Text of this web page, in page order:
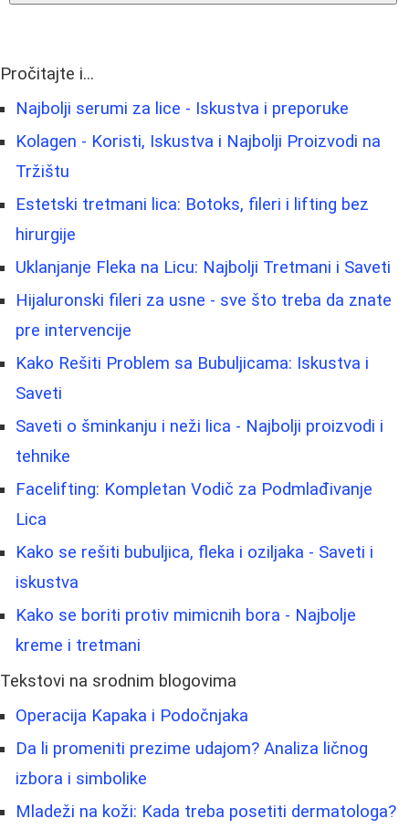
Pročitajte i...
Najbolji serumi za lice - Iskustva i preporuke
Kolagen - Koristi, Iskustva i Najbolji Proizvodi na
Tržištu
Estetski tretmani lica: Botoks, fileri i lifting bez
hirurgije
Uklanjanje Fleka na Licu: Najbolji Tretmani i Saveti
Hijaluronski fileri za usne - sve što treba da znate
pre intervencije
Kako Rešiti Problem sa Bubuljicama: Iskustva i
Saveti
Saveti o šminkanju i neži lica - Najbolji proizvodi i
tehnike
Facelifting: Kompletan Vodič za Podmlađivanje
Lica
Kako se rešiti bubuljica, fleka i oziljaka - Saveti i
iskustva
Kako se boriti protiv mimicnih bora - Najbolje
kreme i tretmani
Tekstovi na srodnim blogovima
Operacija Kapaka i Podočnjaka
Da li promeniti prezime udajom? Analiza ličnog
izbora i simbolike
Mladeži na koži: Kada treba posetiti dermatologa?